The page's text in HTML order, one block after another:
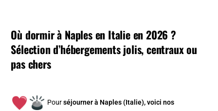
Où dormir à Naples en Italie en 2026 ?
Sélection d’hébergements jolis, centraux ou
pas chers
Pourséjourner à Naples (Italie), voici nos